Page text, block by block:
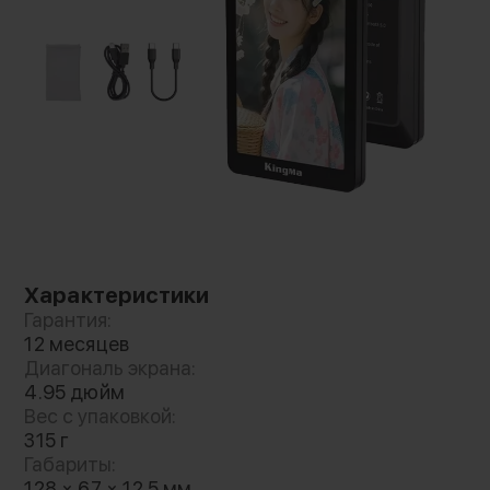
новой модели PH05-MAX стало увеличение
дисплея до 4.95", а также расширение
ёмкости аккумулятора до 1500 мАч
Беспроводное подключение и
15 метров. Устройство также поддерживает
проводное подключение через Type-C для
передачи видео в высоком разрешении до 4K
Характеристики
Гарантия:
12 месяцев
Диагональ экрана:
4.95 дюйм
Вес с упаковкой:
315 г
Габариты: